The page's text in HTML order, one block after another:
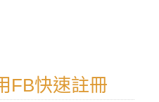
FB快速註冊